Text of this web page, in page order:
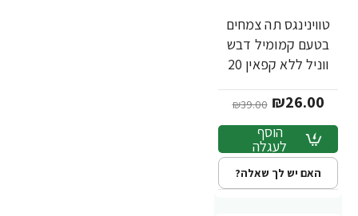
טווינינגס תה צמחים
בטעם קמומיל דבש
ווניל ללא קפאין 20
Twinings
₪26.00
₪39.00
הוסף
לעגלה
האם יש לך שאלה?